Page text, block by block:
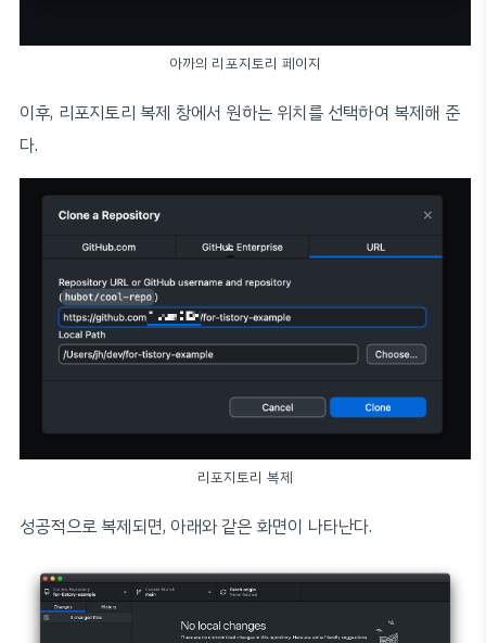
아까의 리포지토리 페이지
이후, 리포지토리 복제 창에서 원하는 위치를 선택하여 복제해 준
다.
리포지토리 복제
성공적으로 복제되면, 아래와 같은 화면이 나타난다.